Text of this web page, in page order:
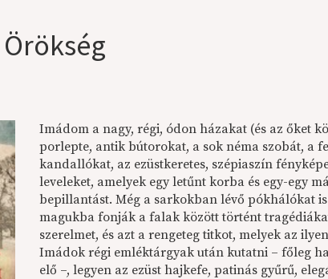
Imádom a nagy, régi, ódon házakat (és az őket
porlepte, antik bútorokat, a sok néma szobát, a
kandallókat, az ezüstkeretes, szépiaszín
leveleket, amelyek egy letűnt korba és egy-egy
bepillantást. Még a sarkokban lévő pókhálókat
magukba fonják a falak között történt
szerelmet, és azt a rengeteg titkot, melyek az
Imádok régi emléktárgyak után kutatni – főleg
elő –, legyen az ezüst hajkefe, patinás gyűrű,